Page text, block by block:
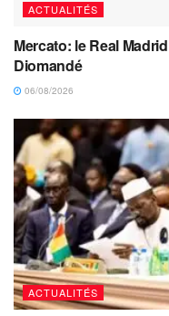
ACTUALITÉS
Mercato: le Real
Diomandé
06/08/2026
ACTUALITÉS